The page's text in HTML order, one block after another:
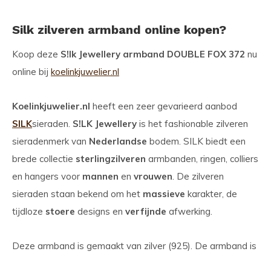
Silk zilveren armband online kopen?
Koop deze S!lk Jewellery armband DOUBLE FOX 372 nu
online bij koelinkjuwelier.nl
Koelinkjuwelier.nl heeft een zeer gevarieerd aanbod
SILKsieraden. S!LK Jewellery is het fashionable zilveren
sieradenmerk van Nederlandse bodem. SILK biedt een
brede collectie sterlingzilveren armbanden, ringen, colliers
en hangers voor mannen en vrouwen. De zilveren
sieraden staan bekend om het massieve karakter, de
tijdloze stoere designs en verfijnde afwerking.
Deze armband is gemaakt van zilver (925). De armband is